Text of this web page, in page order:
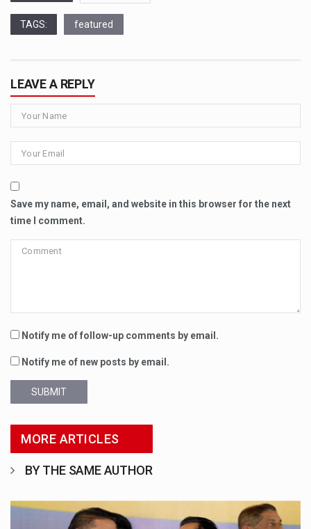
TAGS: featured
LEAVE A REPLY
Save my name, email, and website in this browser for the next
time I comment.
Notify me of follow-up comments by email.
Notify me of new posts by email.
SUBMIT
MORE ARTICLES
BY THE SAME AUTHOR